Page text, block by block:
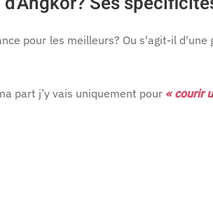
pour les meilleurs? Ou s'agit-il
part j’y vais uniquement pour « courir